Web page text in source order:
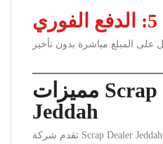
مميزات Scrap Dealer
Jeddah